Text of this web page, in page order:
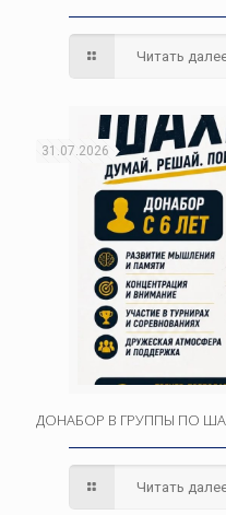
Читать
31.07.2026
ДОНАБОР В ГРУППЫ ПО
Читать